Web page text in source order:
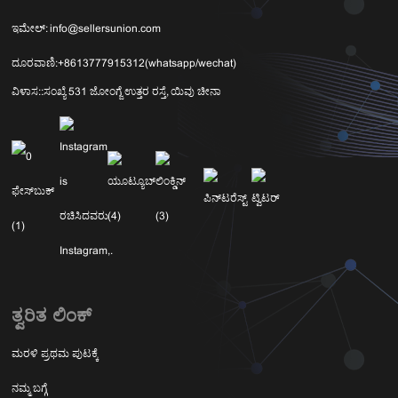
ಇಮೇಲ್: info@sellersunion.com
ದೂರವಾಣಿ:+8613777915312(whatsapp/wechat)
ವಿಳಾಸ::ಸಂಖ್ಯೆ 531 ಜೋಂಗ್ಜೆ ಉತ್ತರ ರಸ್ತೆ, ಯಿವು ಚೀನಾ
ತ್ವರಿತ ಲಿಂಕ್
ಮರಳಿ ಪ್ರಥಮ ಪುಟಕ್ಕೆ
ನಮ್ಮ ಬಗ್ಗೆ